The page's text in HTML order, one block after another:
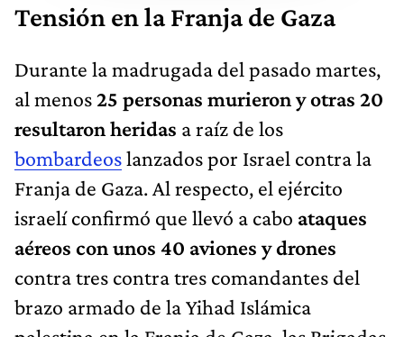
Tensión en la Franja de Gaza
Durante la madrugada del pasado martes,
al menos25 personas murieron y otras 20
resultaron heridas a raíz de los
bombardeoslanzados por Israel contra la
Franja de Gaza. Al respecto, el ejército
israelí confirmó que llevó a cabo ataques
aéreos con unos 40 aviones y drones
contra tres contra tres comandantes del
brazo armado de la Yihad Islámica